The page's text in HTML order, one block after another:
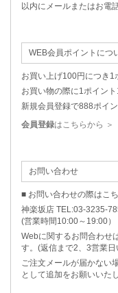
以内にメールまたはお電
WEB会員ポイントにつ
お買い上げ100円につき1
お買い物の際に1ポイント
新規会員登録で888ポイ
会員登録はこちらから ＞
お問い合わせ
■ お問い合わせの際はこ
神楽坂店 TEL:03-3235-
(営業時間10:00～19:00）
Webに関するお問合わせ
す。(返信まで2、3営業
ご注文メールが届かない
として追加をお願いいた